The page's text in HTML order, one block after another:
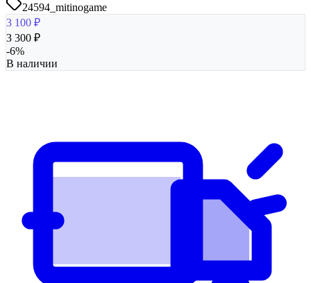
24594_mitinogame
3 100 ₽
3 300 ₽
-6%
В наличии